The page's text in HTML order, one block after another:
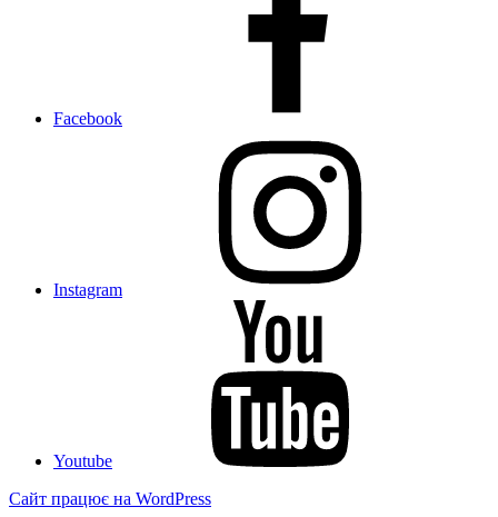
Facebook
Instagram
Youtube
Сайт працює на WordPress